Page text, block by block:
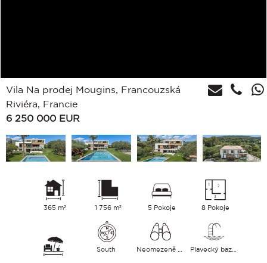
Vila Na prodej Mougins, Francouzská
Riviéra, Francie
6 250 000 EUR
365 m² 1 756 m² 5 Pokoje 8 Pokoje
South